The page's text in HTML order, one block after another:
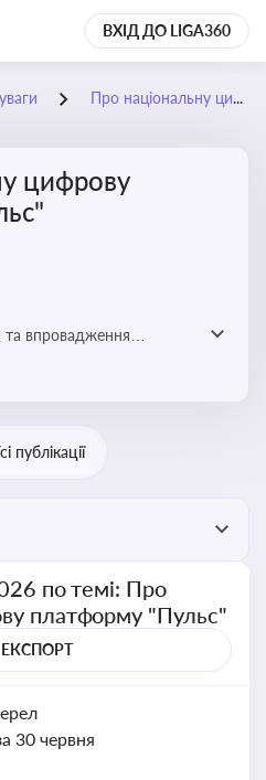
ВХІД ДО LIGA360
Про національну цифрову платформу "Пульс"
цифрову
та впровадження
яка має на меті
і зручну взаємодію
публікації
по темі: Про
платформу "Пульс"
ЕКСПОРТ
30 червня